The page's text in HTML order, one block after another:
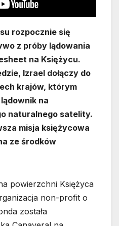
rozpocznie się
z próby lądowania
na Księżycu.
Izrael dołączy do
krajów, którym
na
naturalnego satelity.
misja księżycowa
ze środków
powierzchni Księżyca
non-profit o
została